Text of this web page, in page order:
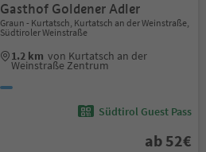
Gasthof Goldener Adler
Graun - Kurtatsch, Kurtatsch an der Weinstraße,
Südtiroler Weinstraße
1.2 km von Kurtatsch an der
Weinstraße Zentrum
Südtirol Guest Pass
ab 52€